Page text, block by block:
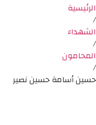
الرئيسية
/
الشهداء
/
المحامون
/
حسين أسامة حسين نصير